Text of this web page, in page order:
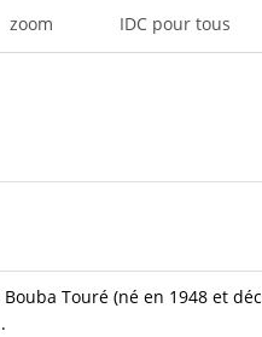
zoom IDC pour tous
Touré (né en 1948 et